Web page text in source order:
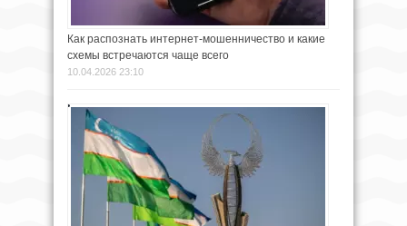
Как распознать интернет-мошенничество и какие
схемы встречаются чаще всего
10.04.2026 23:10